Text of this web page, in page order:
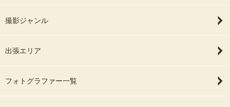
撮影ジャンル
出張エリア
フォトグラファー一覧